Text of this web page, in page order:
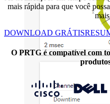
mais rápida para que você
DOWNLOAD GRÁTIS
O PRTG é compatível com